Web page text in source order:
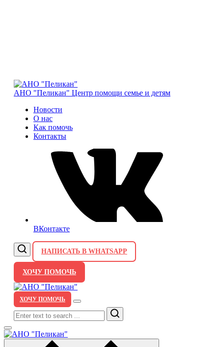
АНО "Пеликан" Центр помощи семье и детям
Новости
О нас
Как помочь
Контакты
ВКонтакте
НАПИСАТЬ В WHATSAPP
ХОЧУ ПОМОЧЬ
ХОЧУ ПОМОЧЬ
Search